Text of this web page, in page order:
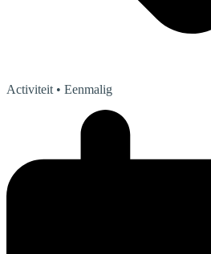
Activiteit • Eenmalig